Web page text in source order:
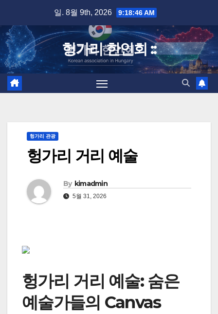
content
일. 8월 9th, 2026 9:18:46 AM
헝가리 한인회 ::
헝가리 관광
헝가리 거리 예술
By kimadmin
5월 31, 2026
헝가리 거리 예술: 숨은
예술가들의 Canvas